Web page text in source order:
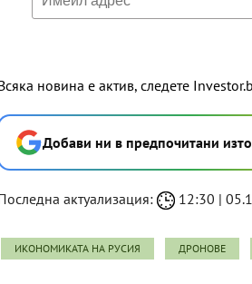
новина е актив, следете
Добави ни в предпочитани
актуализация: 12:30 |
ИКОНОМИКАТА НА РУСИЯ ДРОНОВЕ